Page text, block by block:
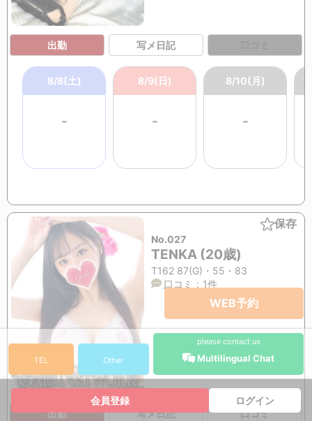
出勤 写メ日記
8/8(土)
-
8/9(日)
-
8/10(月)
-
保存
No.027
TENKA (20歳)
T162 87(G)・55・83
口コミ：1件
出勤 写メ日記 口コミ
WEB予約
TEL Other
please contact us
Multilingual Chat
会員登録 ログイン